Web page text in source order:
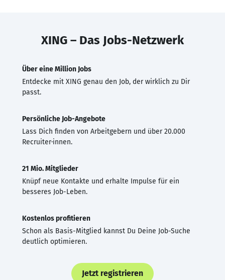
XING – Das Jobs-Netzwerk
Über eine Million Jobs
Entdecke mit XING genau den Job, der wirklich zu Dir
passt.
Persönliche Job-Angebote
Lass Dich finden von Arbeitgebern und über 20.000
Recruiter·innen.
21 Mio. Mitglieder
Knüpf neue Kontakte und erhalte Impulse für ein
besseres Job-Leben.
Kostenlos profitieren
Schon als Basis-Mitglied kannst Du Deine Job-Suche
deutlich optimieren.
Jetzt registrieren